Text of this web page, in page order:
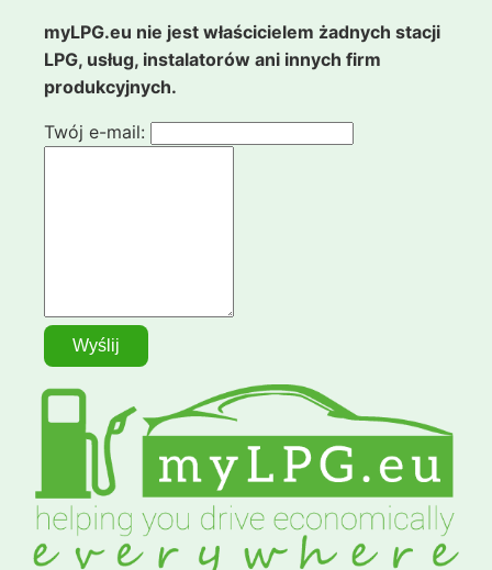
myLPG.eu nie jest właścicielem żadnych stacji
LPG, usług, instalatorów ani innych firm
produkcyjnych.
Twój e-mail: